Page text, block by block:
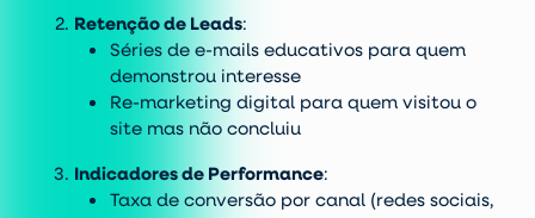
Retenção de Leads:
Séries de e-mails educativos para quem
demonstrou interesse
Re-marketing digital para quem visitou o
site mas não concluiu
Indicadores de Performance:
Taxa de conversão por canal (redes sociais,